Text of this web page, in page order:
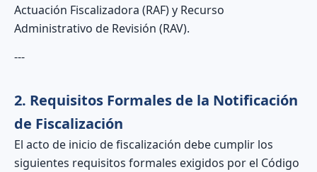
Actuación Fiscalizadora (RAF) y Recurso
Administrativo de Revisión (RAV).
---
2. Requisitos Formales de la Notificación
de Fiscalización
El acto de inicio de fiscalización debe cumplir los
siguientes requisitos formales exigidos por el Código